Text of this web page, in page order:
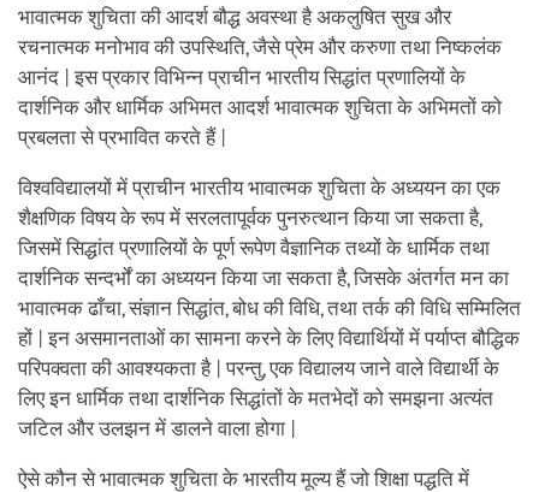
भावात्मक शुचिता की आदर्श बौद्ध अवस्था है अकलुषित सुख और
रचनात्मक मनोभाव की उपस्थिति, जैसे प्रेम और करुणा तथा निष्कलंक
आनंद | इस प्रकार विभिन्न प्राचीन भारतीय सिद्धांत प्रणालियों के
दार्शनिक और धार्मिक अभिमत आदर्श भावात्मक शुचिता के अभिमतों को
प्रबलता से प्रभावित करते हैं |
विश्वविद्यालयों में प्राचीन भारतीय भावात्मक शुचिता के अध्ययन का एक
शैक्षणिक विषय के रूप में सरलतापूर्वक पुनरुत्थान किया जा सकता है,
जिसमें सिद्धांत प्रणालियों के पूर्ण रूपेण वैज्ञानिक तथ्यों के धार्मिक तथा
दार्शनिक सन्दर्भों का अध्ययन किया जा सकता है, जिसके अंतर्गत मन का
भावात्मक ढाँचा, संज्ञान सिद्धांत, बोध की विधि, तथा तर्क की विधि सम्मिलित
हों | इन असमानताओं का सामना करने के लिए विद्यार्थियों में पर्याप्त बौद्धिक
परिपक्वता की आवश्यकता है | परन्तु, एक विद्यालय जाने वाले विद्यार्थी के
लिए इन धार्मिक तथा दार्शनिक सिद्धांतों के मतभेदों को समझना अत्यंत
जटिल और उलझन में डालने वाला होगा |
ऐसे कौन से भावात्मक शुचिता के भारतीय मूल्य हैं जो शिक्षा पद्धति में